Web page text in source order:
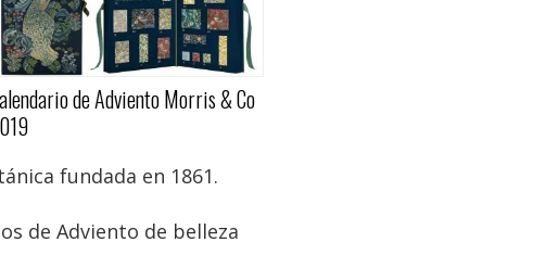
de Adviento Morris & Co
fundada en 1861.
de Adviento de belleza